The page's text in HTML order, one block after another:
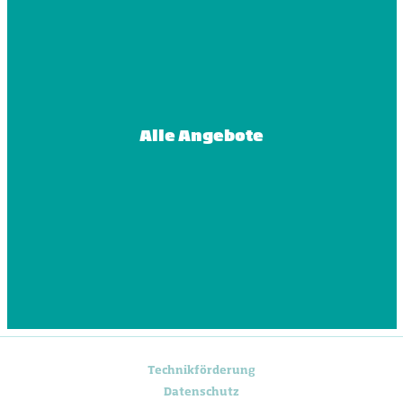
Alle Angebote
Technikförderung
Datenschutz